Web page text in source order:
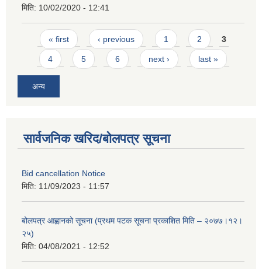
मिति: 10/02/2020 - 12:41
Pages
« first ‹ previous 1 2 3
4 5 6 next › last »
अन्य
सार्वजनिक खरिद/बोलपत्र सूचना
Bid cancellation Notice
मिति: 11/09/2023 - 11:57
बोलपत्र आह्वानको सूचना (प्रथम पटक सूचना प्रकाशित मिति – २०७७।१२।
२५)
मिति: 04/08/2021 - 12:52